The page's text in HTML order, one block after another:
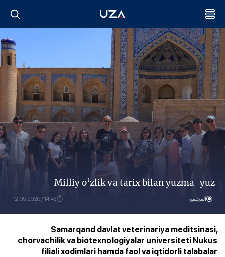
Milliy o‘zlik va tarix bilan yuzma-yuz
المجتمع 14:43 / 12.05.2026
Samarqand davlat veterinariya meditsinasi,
chorvachilik va biotexnologiyalar universiteti Nukus
filiali xodimlari hamda faol va iqtidorli talabalar